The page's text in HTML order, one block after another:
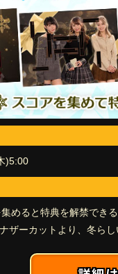
)5:00
めると特典を解禁できる
ザーカットより、冬ら